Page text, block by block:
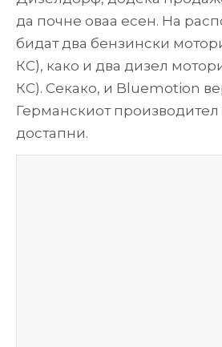
да почне оваа есен. На
бидат два бензински
КС), како и два дизел
КС). Секако, и Bluemotion
Германскиот производител
достапни.